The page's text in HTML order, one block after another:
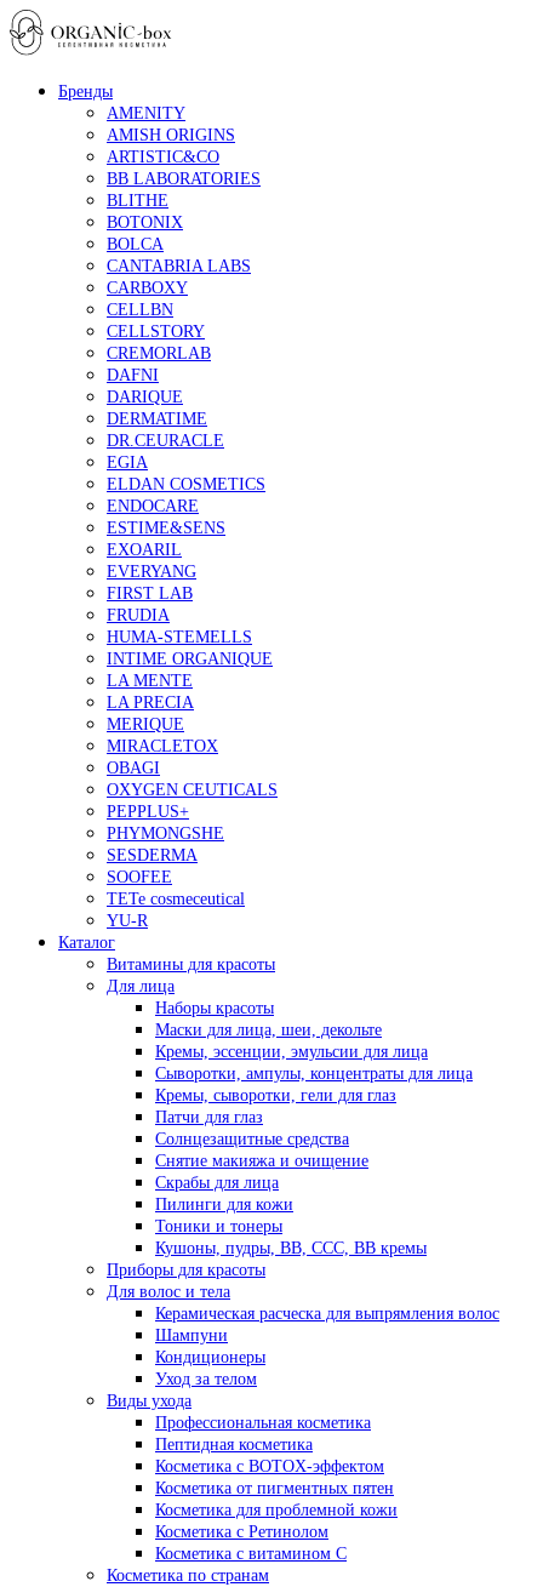
Бренды
AMENITY
AMISH ORIGINS
ARTISTIC&CO
BB LABORATORIES
BLITHE
BOTONIX
BOLCA
CANTABRIA LABS
CARBOXY
CELLBN
CELLSTORY
CREMORLAB
DAFNI
DARIQUE
DERMATIME
DR.CEURACLE
EGIA
ELDAN COSMETICS
ENDOCARE
ESTIME&SENS
EXOARIL
EVERYANG
FIRST LAB
FRUDIA
HUMA-STEMELLS
INTIME ORGANIQUE
LA MENTE
LA PRECIA
MERIQUE
MIRACLETOX
OBAGI
OXYGEN CEUTICALS
PEPPLUS+
PHYMONGSHE
SESDERMA
SOOFEE
TETe cosmeceutical
YU-R
Каталог
Витамины для красоты
Для лица
Наборы красоты
Маски для лица, шеи, декольте
Кремы, эссенции, эмульсии для лица
Сыворотки, ампулы, концентраты для лица
Кремы, сыворотки, гели для глаз
Патчи для глаз
Солнцезащитные средства
Снятие макияжа и очищение
Скрабы для лица
Пилинги для кожи
Тоники и тонеры
Кушоны, пудры, ВВ, ССС, ВВ кремы
Приборы для красоты
Для волос и тела
Керамическая расческа для выпрямления волос
Шампуни
Кондиционеры
Уход за телом
Виды ухода
Профессиональная косметика
Пептидная косметика
Косметика с BOTOX-эффектом
Косметика от пигментных пятен
Косметика для проблемной кожи
Косметика с Ретинолом
Косметика с витамином С
Косметика по странам